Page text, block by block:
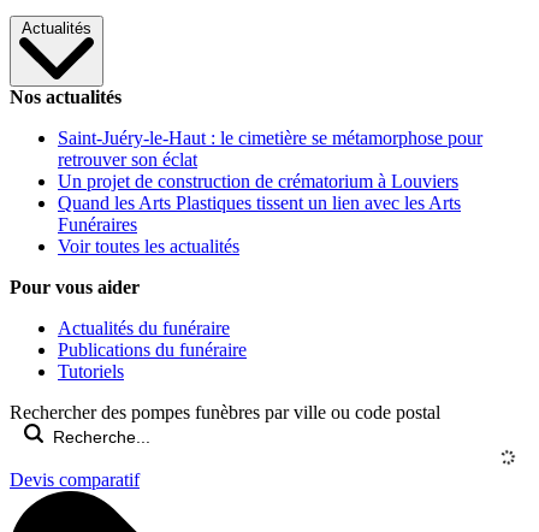
Actualités
Nos actualités
Saint-Juéry-le-Haut : le cimetière se métamorphose pour
retrouver son éclat
Un projet de construction de crématorium à Louviers
Quand les Arts Plastiques tissent un lien avec les Arts
Funéraires
Voir toutes les actualités
Pour vous aider
Actualités du funéraire
Publications du funéraire
Tutoriels
Rechercher des pompes funèbres par ville ou code postal
Devis comparatif